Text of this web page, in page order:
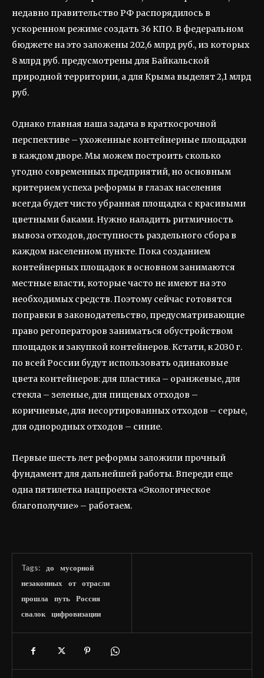
недавно правительство РФ распорядилось в
ускоренном режиме создать 36 КПО. В федеральном
бюджете на это заложены 202,6 млрд руб., из которых
8 млрд руб. предусмотрены для Байкальской
природной территории, а для Крыма выделят 2,1 млрд
руб.
Однако главная наша задача в краткосрочной
перспективе – ухоженные контейнерные площадки
в каждом дворе. Мы можем построить сколько
угодно современных предприятий, но основным
критерием успеха реформы в глазах населения
всегда будет чисто убранная площадка с красивыми
цветными баками. Нужно наладить ритмичность
вывоза отходов, доступность раздельного сбора в
каждом населенном пункте. Пока созданием
контейнерных площадок в основном занимаются
местные власти, которые часто не имеют на это
необходимых средств. Поэтому сейчас готовятся
поправки в законодательство, предусматривающие
право регоператоров заниматься обустройством
площадок и закупкой контейнеров. Кстати, к 2030 г.
по всей России будут использовать одинаковые
цвета контейнеров: для пластика – оранжевые, для
стекла – зеленые, для пищевых отходов –
коричневые, для несортированных отходов – серые,
для однородных отходов – синие.
Первые шесть лет реформы заложили прочный
фундамент для дальнейшей работы. Впереди еще
одна пятилетка нацпроекта «Экологическое
благополучие» – работаем.
Tags: до
мусорной
незаконных
от
отрасли
прошла
путь
Россия
свалок
цифровизации